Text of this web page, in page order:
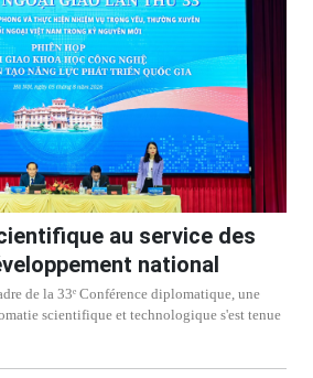
au service des
national
de la 33ᵉ Conférence diplomatique, une
scientifique et technologique s'est tenue